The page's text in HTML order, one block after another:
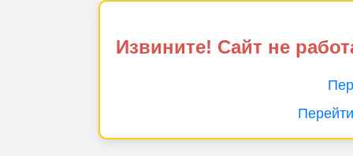
Извините! Сайт не